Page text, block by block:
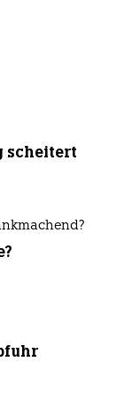
scheitert